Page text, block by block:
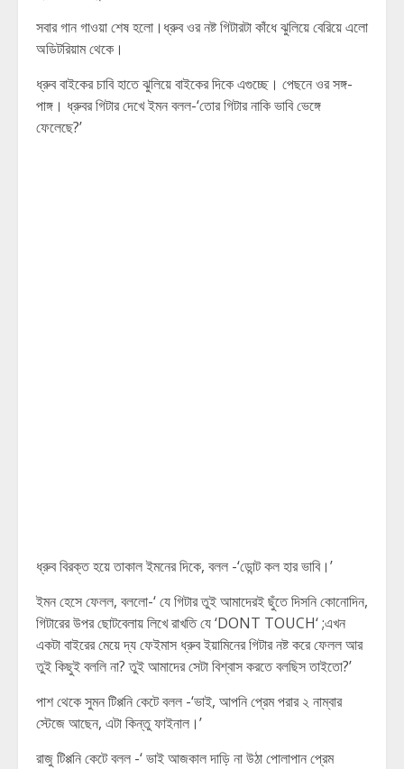
সবার গান গাওয়া শেষ হলো।ধ্রুব ওর নষ্ট গিটারটা কাঁধে ঝুলিয়ে বেরিয়ে এলো
অডিটরিয়াম থেকে।
ধ্রুব বাইকের চাবি হাতে ঝুলিয়ে বাইকের দিকে এগুচ্ছে। পেছনে ওর সঙ্গ-
পাঙ্গ। ধ্রুবর গিটার দেখে ইমন বলল-‘তোর গিটার নাকি ভাবি ভেঙ্গে
ফেলেছে?’
ধ্রুব বিরক্ত হয়ে তাকাল ইমনের দিকে, বলল -‘ডোন্ট কল হার ভাবি।’
ইমন হেসে ফেলল, বললো-‘ যে গিটার তুই আমাদেরই ছুঁতে দিসনি কোনোদিন,
গিটারের উপর ছোটবেলায় লিখে রাখতি যে ‘DONT TOUCH‘ ;এখন
একটা বাইরের মেয়ে দ্য ফেইমাস ধ্রুব ইয়ামিনের গিটার নষ্ট করে ফেলল আর
তুই কিছুই বললি না? তুই আমাদের সেটা বিশ্বাস করতে বলছিস তাইতো?’
পাশ থেকে সুমন টিপ্পনি কেটে বলল -‘ভাই, আপনি প্রেম পরার ২ নাম্বার
স্টেজে আছেন, এটা কিন্তু ফাইনাল।’
রাজু টিপ্পনি কেটে বলল -‘ ভাই আজকাল দাড়ি না উঠা পোলাপান প্রেম